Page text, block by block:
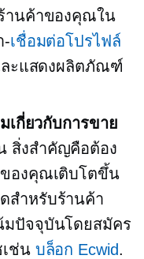
านค้าของคุณใน
-เชื่อมต่อโปรไฟล์
ะแสดงผลิตภัณฑ์
เกี่ยวกับการขาย
สิ่งสำคัญคือต้อง
องคุณเติบโตขึ้น
สำหรับร้านค้า
ปัจจุบันโดยสมัคร
ช่น บล็อก Ecwid.